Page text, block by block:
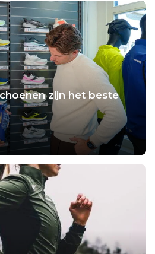
zijn het beste